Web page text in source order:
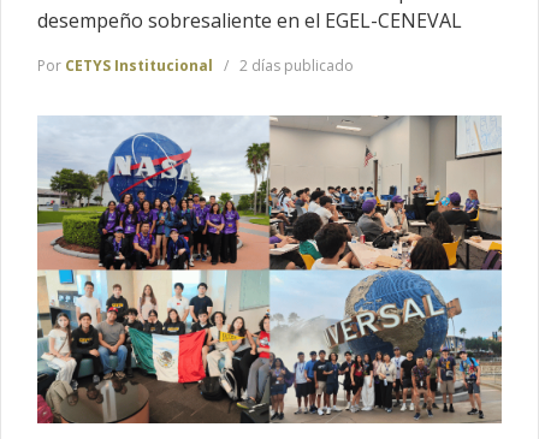
desempeño sobresaliente en el EGEL-CENEVAL
Por CETYS Institucional 2 días publicado